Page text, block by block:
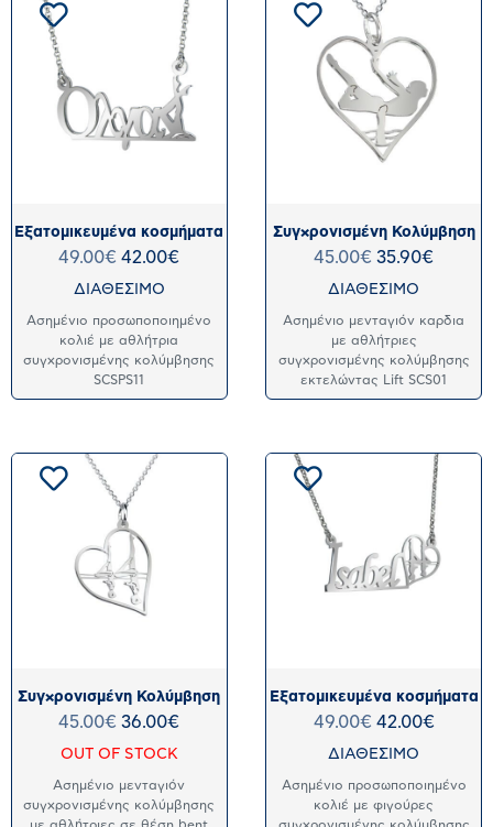
Εξατομικευμένα κοσμήματα
49.00€ 42.00€
ΔΙΑΘΕΣΙΜΟ
Ασημένιο προσωποποιημένο
κολιέ με αθλήτρια
συγχρονισμένης κολύμβησης
SCSPS11
Συγχρονισμένη Κολύμβηση
45.00€ 35.90€
ΔΙΑΘΕΣΙΜΟ
Ασημένιο μενταγιόν καρδια
με αθλήτριες
συγχρονισμένης κολύμβησης
εκτελώντας Lift SCS01
Συγχρονισμένη Κολύμβηση
45.00€ 36.00€
OUT OF STOCK
Ασημένιο μενταγιόν
συγχρονισμένης κολύμβησης
Εξατομικευμένα κοσμήματα
49.00€ 42.00€
ΔΙΑΘΕΣΙΜΟ
Ασημένιο προσωποποιημένο
κολιέ με φιγούρες